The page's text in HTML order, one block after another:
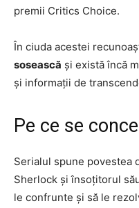
premii Critics Choice.
În ciuda acestei
sosească și există încă
și informații de
Pe ce se
Serialul spune povestea
Sherlock și însoțitorul
le confrunte și să le